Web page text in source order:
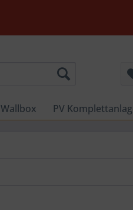
Wallbox PV